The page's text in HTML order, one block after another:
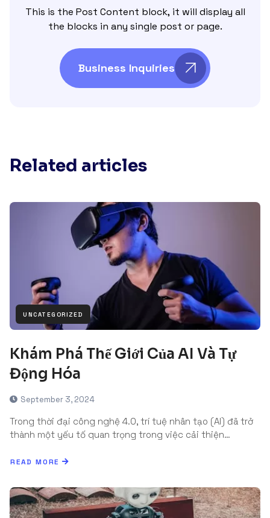
This is the Post Content block, it will display all
the blocks in any single post or page.
Business Inquiries
Related articles
UNCATEGORIZED
Khám Phá Thế Giới Của AI Và Tự
Động Hóa
September 3, 2024
Trong thời đại công nghệ 4.0, trí tuệ nhân tạo (AI) đã trở
thành một yếu tố quan trọng trong việc cải thiện…
READ MORE